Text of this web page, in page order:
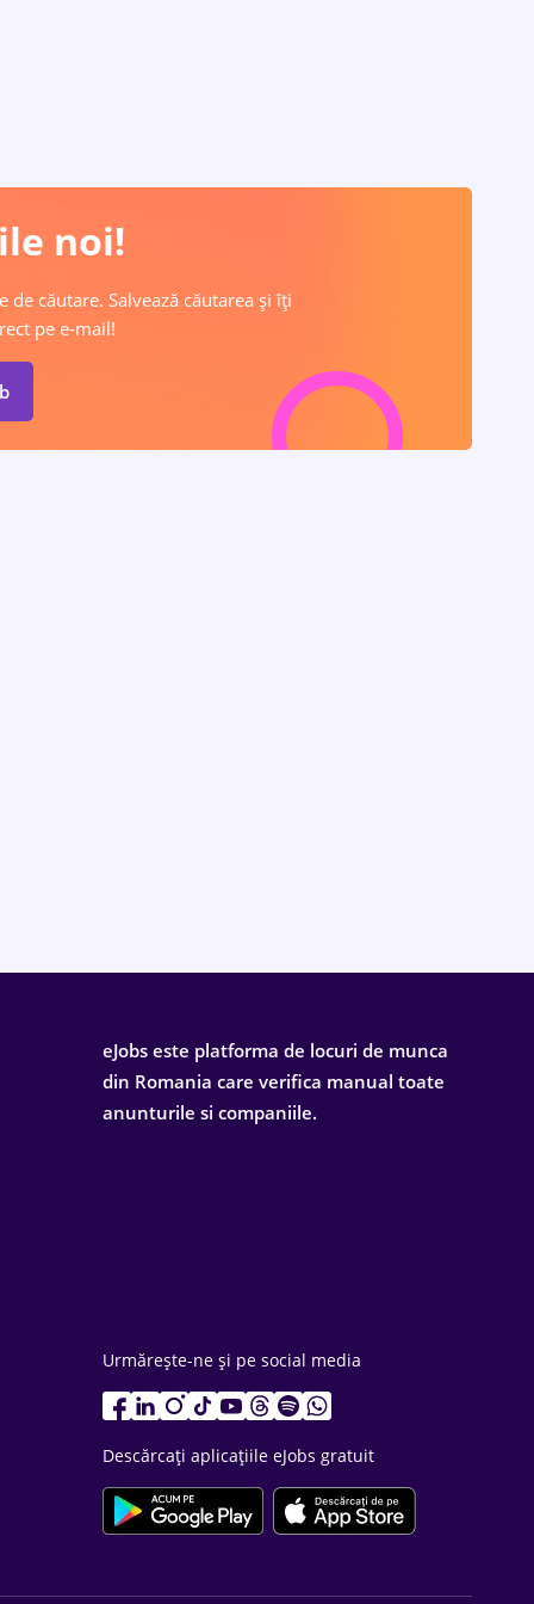
noi!
căutare. Salvează căutarea și îți
pe e-mail!
eJobs este platforma de locuri de munca
din Romania care verifica manual toate
anunturile si companiile.
Urmărește-ne și pe social media
Descărcați aplicațiile eJobs gratuit